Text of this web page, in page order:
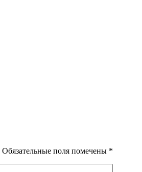
Обязательные поля помечены *